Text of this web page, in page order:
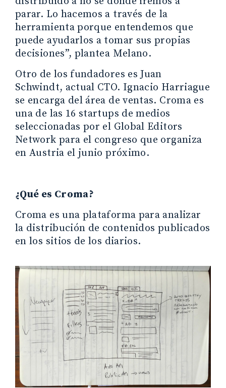
parar. Lo hacemos a través de la
herramienta porque entendemos que
puede ayudarlos a tomar sus propias
decisiones”, plantea Melano.
Otro de los fundadores es Juan
Schwindt, actual CTO. Ignacio Harriague
se encarga del área de ventas. Croma es
una de las 16 startups de medios
seleccionadas por el Global Editors
Network para el congreso que organiza
en Austria el junio próximo.
¿Qué es Croma?
Croma es una plataforma para analizar
la distribución de contenidos publicados
en los sitios de los diarios.